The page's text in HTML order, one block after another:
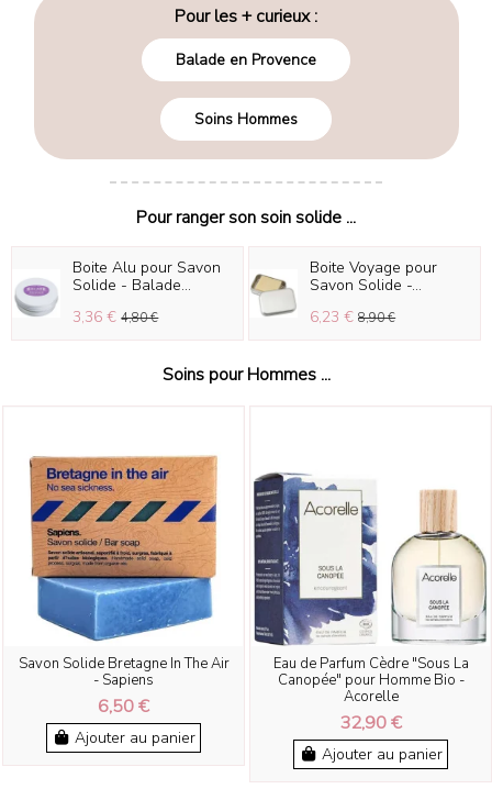
Pour les + curieux :
Balade en Provence
Soins Hommes
Pour ranger son soin solide ...
Boite Alu pour Savon
Solide - Balade...
3,36 € 4,80 €
Boite Voyage pour
Savon Solide -...
6,23 € 8,90 €
Soins pour Hommes ...
Savon Solide Bretagne In The Air
- Sapiens
6,50 €
Ajouter au panier
Eau de Parfum Cèdre "Sous La
Canopée" pour Homme Bio -
Acorelle
32,90 €
Ajouter au panier